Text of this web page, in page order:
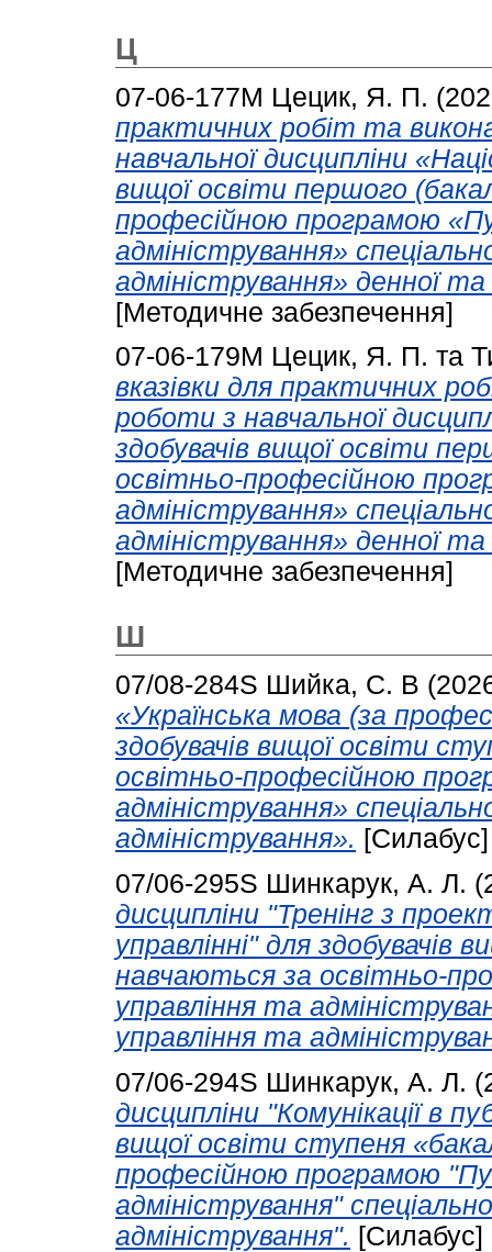
Ц
07-06-177М Цецик, Я. П.
практичних робіт та
навчальної дисципліни
вищої освіти першого
професійною програмою
адміністрування»
адміністрування» денної
[Методичне забезпечення]
07-06-179М Цецик, Я. П. та
вказівки для практичних
роботи з навчальної
здобувачів вищої освіти
освітньо-професійною
адміністрування»
адміністрування» денної
[Методичне забезпечення]
Ш
07/08-284S Шийка, С. В
«Українська мова (за
здобувачів вищої освіти
освітньо-професійною
адміністрування»
адміністрування». [Силабус]
07/06-295S Шинкарук, А. Л.
дисципліни "Тренінг з
управлінні" для здобувачів
навчаються за освітньо-
управління та
управління та
07/06-294S Шинкарук, А. Л.
дисципліни "Комунікації в
вищої освіти ступеня
професійною програмою
адміністрування"
адміністрування". [Силабус]